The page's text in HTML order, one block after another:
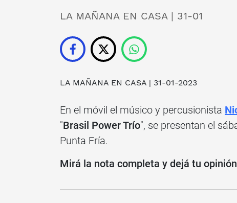
LA MAÑANA EN CASA | 31-01
LA MAÑANA EN CASA | 31-01-2023
En el móvil el músico y percusionista
"Brasil Power Trío", se presentan el
Punta Fría.
Mirá la nota completa y dejá tu